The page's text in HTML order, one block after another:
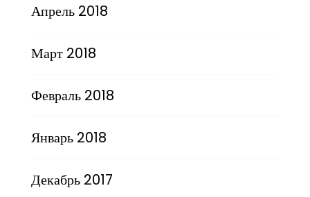
Апрель 2018
Март 2018
Февраль 2018
Январь 2018
Декабрь 2017